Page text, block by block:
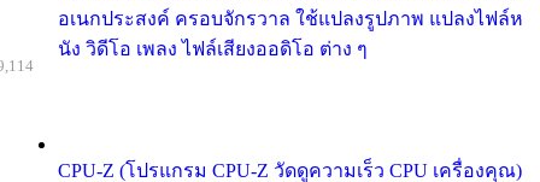
อเนกประสงค์ ครอบจักรวาล ใช้แปลงรูปภาพ แปลงไฟล์ห
นัง วิดีโอ เพลง ไฟล์เสียงออดิโอ ต่าง ๆ
CPU-Z (โปรแกรม CPU-Z วัดดูความเร็ว CPU เครื่องคุณ)